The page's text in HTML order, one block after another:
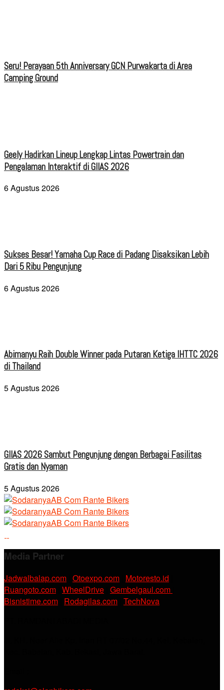
Seru! Perayaan 5th Anniversary GCN Purwakarta di Area
Camping Ground
Geely Hadirkan Lineup Lengkap Lintas Powertrain dan
Pengalaman Interaktif di GIIAS 2026
6 Agustus 2026
Sukses Besar! Yamaha Cup Race di Padang Disaksikan Lebih
Dari 5 Ribu Pengunjung
6 Agustus 2026
Abimanyu Raih Double Winner pada Putaran Ketiga IHTTC 2026
di Thailand
5 Agustus 2026
GIIAS 2026 Sambut Pengunjung dengan Berbagai Fasilitas
Gratis dan Nyaman
5 Agustus 2026
Media Partner
Jadwalbalap.com Otoexpo.com Motoresto.id
Ruangoto.com WheelDrive Gembelgaul.com
Bisnistime.com Rodagilas.com TechNova